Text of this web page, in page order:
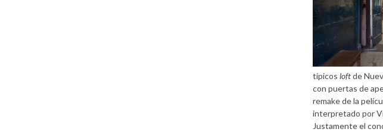
típicos loftde
con puertas de
remake de la
interpretado por
Justamente el